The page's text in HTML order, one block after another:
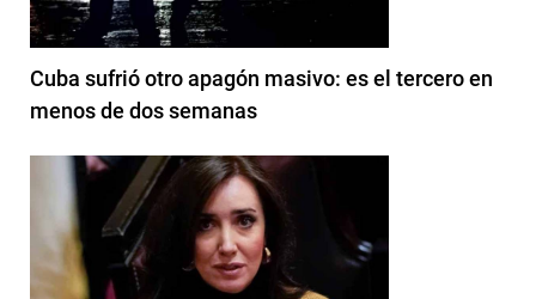
Cuba sufrió otro apagón masivo: es el tercero en
menos de dos semanas